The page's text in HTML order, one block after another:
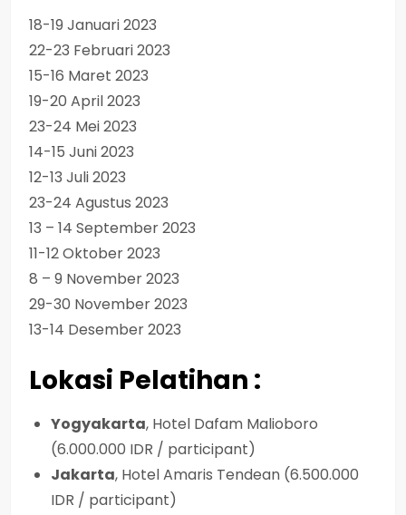
18-19 Januari 2023
22-23 Februari 2023
15-16 Maret 2023
19-20 April 2023
23-24 Mei 2023
14-15 Juni 2023
12-13 Juli 2023
23-24 Agustus 2023
13 – 14 September 2023
11-12 Oktober 2023
8 – 9 November 2023
29-30 November 2023
13-14 Desember 2023
Lokasi Pelatihan :
Yogyakarta, Hotel Dafam Malioboro
(6.000.000 IDR / participant)
Jakarta, Hotel Amaris Tendean (6.500.000
IDR / participant)